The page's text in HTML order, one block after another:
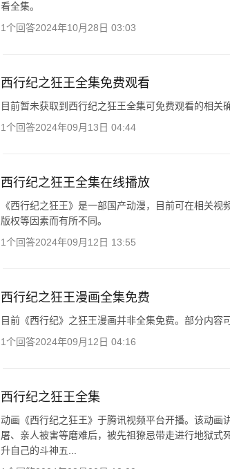
看全集。
1个回答2024年10月28日 03:03
西行纪之狂王全集免费观看
目前暂未获取到西行纪之狂王全集可免费观看的相关
1个回答2024年09月13日 04:44
西行纪之狂王全集在线播放
《西行纪之狂王》是一部国产动漫，目前可在相关
版权等因素而有所不同。
1个回答2024年09月12日 13:55
西行纪之狂王漫画全集免费
目前《西行纪》之狂王漫画并非全集免费。部分内容
1个回答2024年09月12日 04:16
西行纪之狂王全集
动画《西行纪之狂王》于腾讯视频平台开播。该动
屠、亲人被害等磨难后，被先祖獠忌带走进行地狱
升自己的斗神五...